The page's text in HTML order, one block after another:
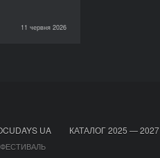
11 червня 2026
НОВИНИ
UA КАТАЛОГ 2025 — 2027